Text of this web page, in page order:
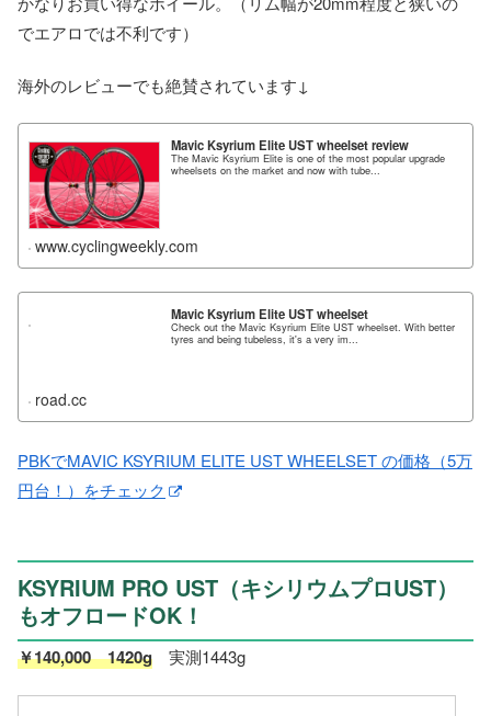
でエアロでは不利です）
海外のレビューでも絶賛されています↓
Mavic Ksyrium Elite UST wheelset review
The Mavic Ksyrium Elite is one of the most popular upgrade
wheelsets on the market and now with tube...
www.cyclingweekly.com
Mavic Ksyrium Elite UST wheelset
Check out the Mavic Ksyrium Elite UST wheelset. With better
tyres and being tubeless, it's a very im...
road.cc
PBKでMAVIC KSYRIUM ELITE UST WHEELSET の価格（5万
円台！）をチェック
KSYRIUM PRO UST（キシリウムプロUST）
もオフロードOK！
￥140,000 1420g 実測1443g